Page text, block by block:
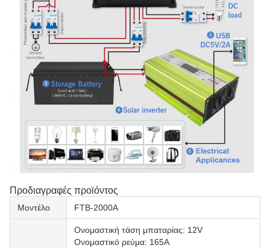
Προδιαγραφές προϊόντος
Μοντέλο FTB-2000A
Ονομαστική τάση μπαταρίας: 12V
Ονομαστικό ρεύμα: 165A